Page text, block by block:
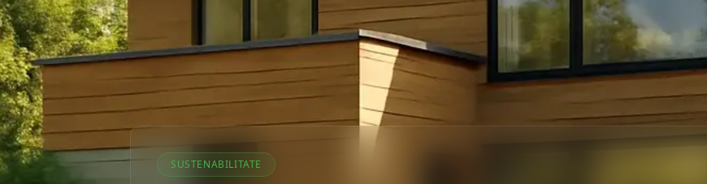
SUSTENABILITATE